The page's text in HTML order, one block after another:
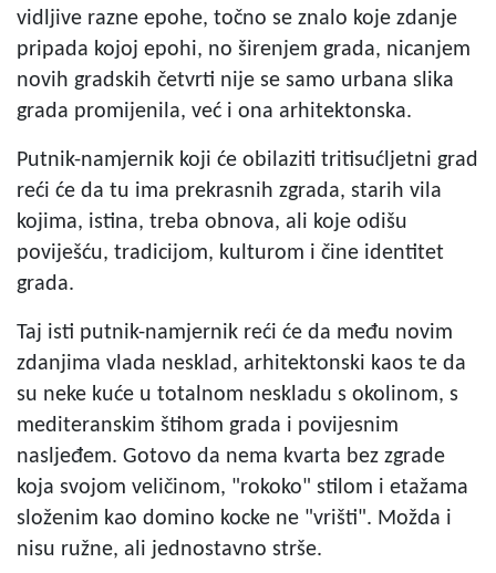
vidljive razne epohe, točno se znalo koje zdanje
pripada kojoj epohi, no širenjem grada, nicanjem
novih gradskih četvrti nije se samo urbana slika
grada promijenila, već i ona arhitektonska.
Putnik-namjernik koji će obilaziti tritisućljetni grad
reći će da tu ima prekrasnih zgrada, starih vila
kojima, istina, treba obnova, ali koje odišu
poviješću, tradicijom, kulturom i čine identitet
grada.
Taj isti putnik-namjernik reći će da među novim
zdanjima vlada nesklad, arhitektonski kaos te da
su neke kuće u totalnom neskladu s okolinom, s
mediteranskim štihom grada i povijesnim
nasljeđem. Gotovo da nema kvarta bez zgrade
koja svojom veličinom, "rokoko" stilom i etažama
složenim kao domino kocke ne "vrišti". Možda i
nisu ružne, ali jednostavno strše.